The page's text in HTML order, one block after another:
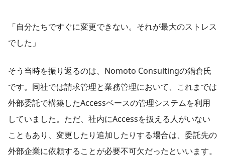
「自分たちですぐに変更できない。それが最大のストレス
でした」
そう当時を振り返るのは、Nomoto Consultingの鍋倉氏
です。同社では請求管理と業務管理において、これまでは
外部委託で構築したAccessベースの管理システムを利用
していました。ただ、社内にAccessを扱える人がいない
こともあり、変更したり追加したりする場合は、委託先の
外部企業に依頼することが必要不可欠だったといいます。